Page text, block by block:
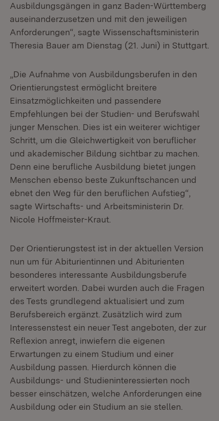
Ausbildungsgängen in ganz Baden-Württemberg
auseinanderzusetzen und mit den jeweiligen
Anforderungen“, sagte Wissenschaftsministerin
Theresia Bauer am Dienstag (21. Juni) in Stuttgart.
„Die Aufnahme von Ausbildungsberufen in den
Orientierungstest ermöglicht breitere
Einsatzmöglichkeiten und passendere
Empfehlungen bei der Studien- und Berufswahl
junger Menschen. Dies ist ein weiterer wichtiger
Schritt, um die Gleichwertigkeit von beruflicher
und akademischer Bildung sichtbar zu machen.
Denn eine berufliche Ausbildung bietet jungen
Menschen ebenso beste Zukunftschancen und
ebnet den Weg für den beruflichen Aufstieg“,
sagte Wirtschafts- und Arbeitsministerin Dr.
Nicole Hoffmeister-Kraut.
Der Orientierungstest ist in der aktuellen Version
nun um für Abiturientinnen und Abiturienten
besonderes interessante Ausbildungsberufe
erweitert worden. Dabei wurden auch die Fragen
des Tests grundlegend aktualisiert und zum
Berufsbereich ergänzt. Zusätzlich wird zum
Interessenstest ein neuer Test angeboten, der zur
Reflexion anregt, inwiefern die eigenen
Erwartungen zu einem Studium und einer
Ausbildung passen. Hierdurch können die
Ausbildungs- und Studieninteressierten noch
besser einschätzen, welche Anforderungen eine
Ausbildung oder ein Studium an sie stellen.